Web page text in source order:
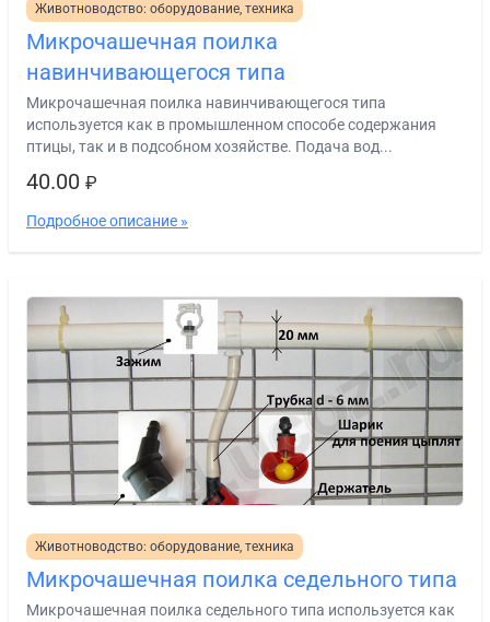
Животноводство: оборудование, техника
Микрочашечная поилка
навинчивающегося типа
Микрочашечная поилка навинчивающегося типа
используется как в промышленном способе содержания
птицы, так и в подсобном хозяйстве. Подача вод...
40.00 ₽
Подробное описание »
Животноводство: оборудование, техника
Микрочашечная поилка седельного типа
Микрочашечная поилка седельного типа используется как